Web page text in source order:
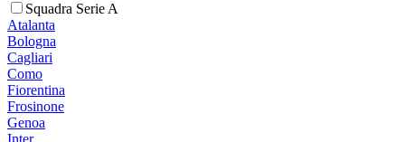
Squadra Serie A
Atalanta
Bologna
Cagliari
Como
Fiorentina
Frosinone
Genoa